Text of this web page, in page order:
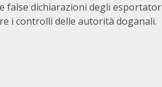
false dichiarazioni degli
i controlli delle autorità doganali.